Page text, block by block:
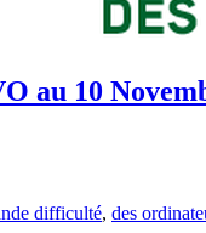
au 10
difficulté, des